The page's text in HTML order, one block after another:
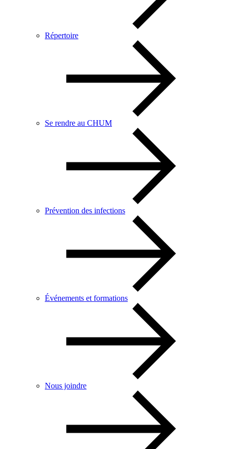
Répertoire
Se rendre au CHUM
Prévention des infections
Événements et formations
Nous joindre